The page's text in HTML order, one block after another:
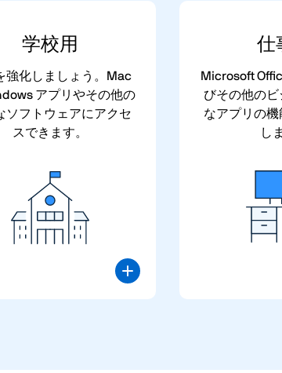
学校用
強化しましょう。Mac
アプリやその他の
ソフトウェアにアクセ
スできます。
仕
Microsoft
びその他の
なアプリの
し